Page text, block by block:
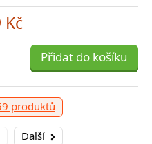
Kč
Přidat do košíku
produktů
Další
do košíku -